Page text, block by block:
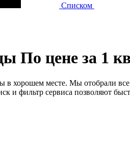
Списком
цене за 1
хорошем месте. Мы отобрали
фильтр сервиса позволяют